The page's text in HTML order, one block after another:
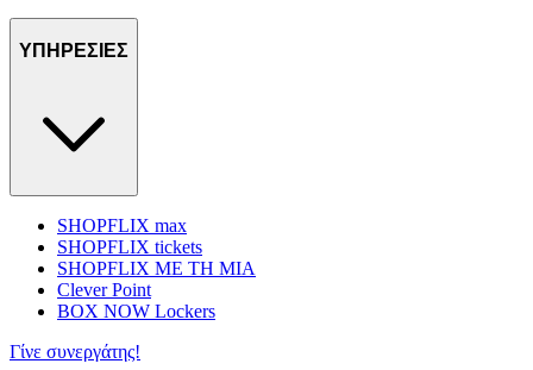
ΥΠΗΡΕΣΙΕΣ
SHOPFLIX max
SHOPFLIX tickets
SHOPFLIX ΜΕ ΤΗ ΜΙΑ
Clever Point
BOX NOW Lockers
Γίνε συνεργάτης!